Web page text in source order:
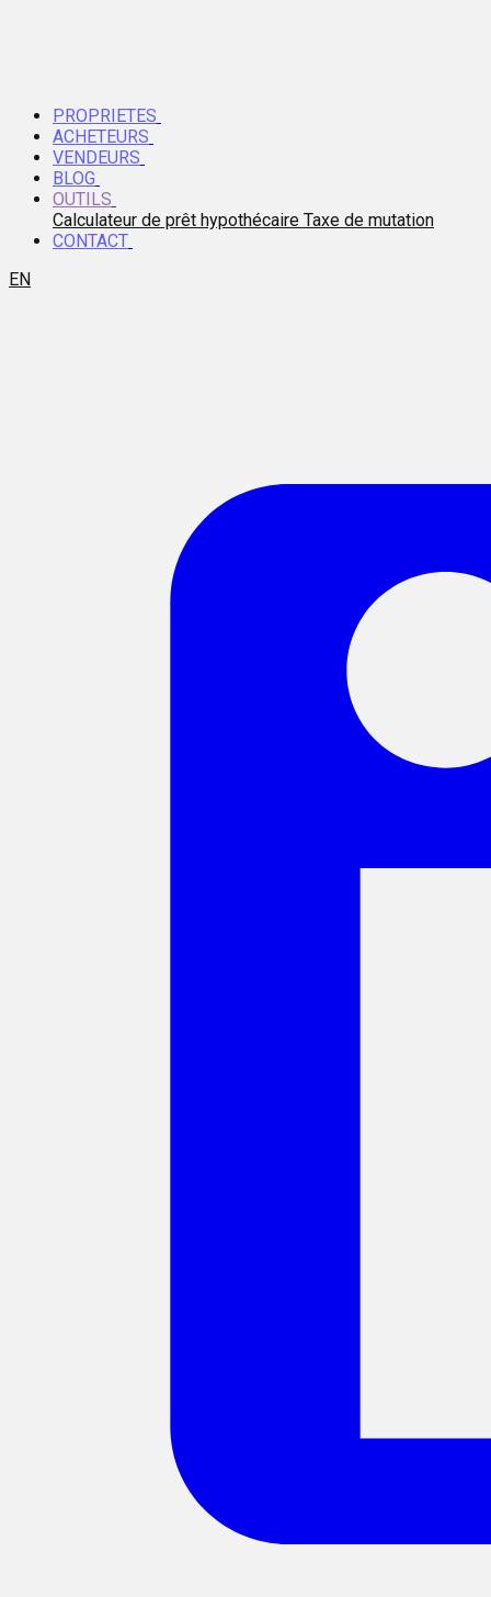
PROPRIETES
ACHETEURS
VENDEURS
BLOG
OUTILS
Calculateur de prêt hypothécaire Taxe de mutation
CONTACT
EN